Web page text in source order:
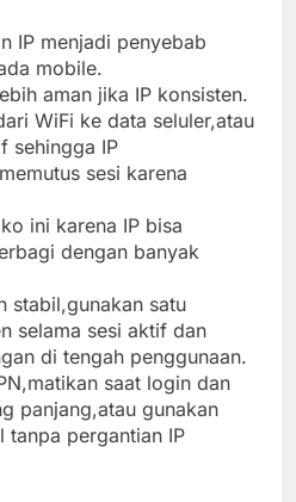
IP menjadi penyebab
mobile.
aman jika IP konsisten.
WiFi ke data seluler,atau
sehingga IP
sesi karena
ini karena IP bisa
dengan banyak
stabil,gunakan satu
selama sesi aktif dan
di tengah penggunaan.
saat login dan
panjang,atau gunakan
tanpa pergantian IP